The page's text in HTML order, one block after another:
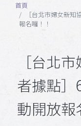
首頁
［台北市婦女新
報名囉！！
［台北
者據點］
動開放報